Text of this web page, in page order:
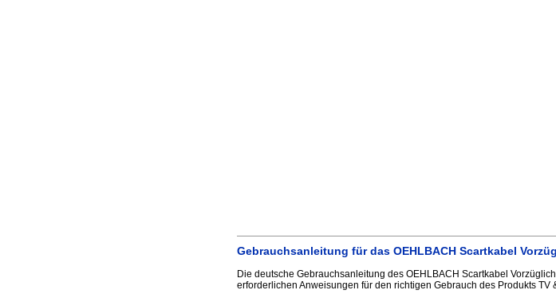
Gebrauchsanleitung für das OEHLBACH Scartkabel
Die deutsche Gebrauchsanleitung des OEHLBACH Scartkabel
erforderlichen Anweisungen für den richtigen Gebrauch des Produkts TV